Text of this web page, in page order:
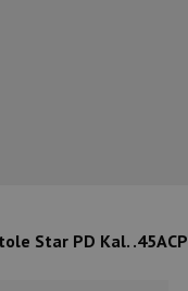
Star PD Kal. .45ACP